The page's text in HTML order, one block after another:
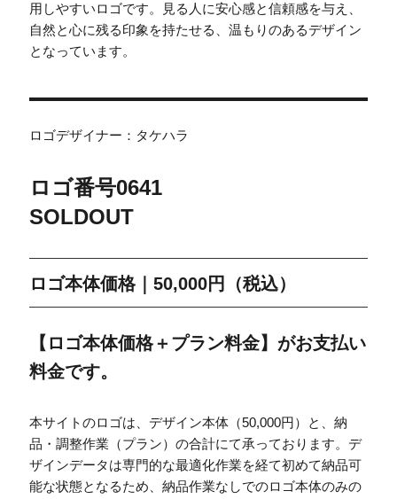
用しやすいロゴです。見る人に安心感と信頼感を与え、
自然と心に残る印象を持たせる、温もりのあるデザイン
となっています。
ロゴデザイナー：タケハラ
ロゴ番号0641
SOLDOUT
ロゴ本体価格｜50,000円（税込）
【ロゴ本体価格＋プラン料金】がお支払い
料金です。
本サイトのロゴは、デザイン本体（50,000円）と、納
品・調整作業（プラン）の合計にて承っております。デ
ザインデータは専門的な最適化作業を経て初めて納品可
能な状態となるため、納品作業なしでのロゴ本体のみの